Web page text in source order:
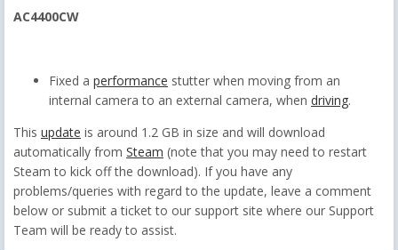
AC4400CW
Fixed a performance stutter when moving from an
internal camera to an external camera, when driving.
This update is around 1.2 GB in size and will download
automatically from Steam (note that you may need to restart
Steam to kick off the download). If you have any
problems/queries with regard to the update, leave a comment
below or submit a ticket to our support site where our Support
Team will be ready to assist.